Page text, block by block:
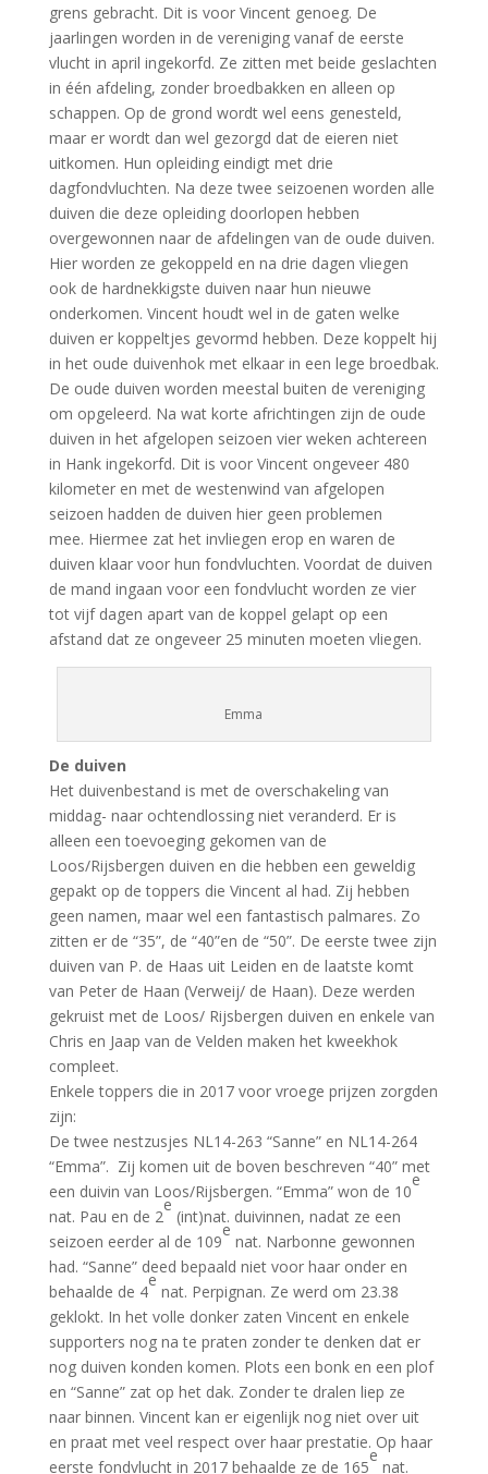
grens gebracht. Dit is voor Vincent genoeg. De
jaarlingen worden in de vereniging vanaf de eerste
vlucht in april ingekorfd. Ze zitten met beide geslachten
in één afdeling, zonder broedbakken en alleen op
schappen. Op de grond wordt wel eens genesteld,
maar er wordt dan wel gezorgd dat de eieren niet
uitkomen. Hun opleiding eindigt met drie
dagfondvluchten. Na deze twee seizoenen worden alle
duiven die deze opleiding doorlopen hebben
overgewonnen naar de afdelingen van de oude duiven.
Hier worden ze gekoppeld en na drie dagen vliegen
ook de hardnekkigste duiven naar hun nieuwe
onderkomen. Vincent houdt wel in de gaten welke
duiven er koppeltjes gevormd hebben. Deze koppelt hij
in het oude duivenhok met elkaar in een lege broedbak.
De oude duiven worden meestal buiten de vereniging
om opgeleerd. Na wat korte africhtingen zijn de oude
duiven in het afgelopen seizoen vier weken achtereen
in Hank ingekorfd. Dit is voor Vincent ongeveer 480
kilometer en met de westenwind van afgelopen
seizoen hadden de duiven hier geen problemen
mee. Hiermee zat het invliegen erop en waren de
duiven klaar voor hun fondvluchten. Voordat de duiven
de mand ingaan voor een fondvlucht worden ze vier
tot vijf dagen apart van de koppel gelapt op een
afstand dat ze ongeveer 25 minuten moeten vliegen.
Emma
De duiven
Het duivenbestand is met de overschakeling van
middag- naar ochtendlossing niet veranderd. Er is
alleen een toevoeging gekomen van de
Loos/Rijsbergen duiven en die hebben een geweldig
gepakt op de toppers die Vincent al had. Zij hebben
geen namen, maar wel een fantastisch palmares. Zo
zitten er de “35”, de “40”en de “50”. De eerste twee zijn
duiven van P. de Haas uit Leiden en de laatste komt
van Peter de Haan (Verweij/ de Haan). Deze werden
gekruist met de Loos/ Rijsbergen duiven en enkele van
Chris en Jaap van de Velden maken het kweekhok
compleet.
Enkele toppers die in 2017 voor vroege prijzen zorgden
zijn:
De twee nestzusjes NL14-263 “Sanne” en NL14-264
“Emma”. Zij komen uit de boven beschreven “40” met
een duivin van Loos/Rijsbergen. “Emma” won de 10
e
nat. Pau en de 2
e
(int)nat. duivinnen, nadat ze een
seizoen eerder al de 109
e
nat. Narbonne gewonnen
had. “Sanne” deed bepaald niet voor haar onder en
behaalde de 4
e
nat. Perpignan. Ze werd om 23.38
geklokt. In het volle donker zaten Vincent en enkele
supporters nog na te praten zonder te denken dat er
nog duiven konden komen. Plots een bonk en een plof
en “Sanne” zat op het dak. Zonder te dralen liep ze
naar binnen. Vincent kan er eigenlijk nog niet over uit
en praat met veel respect over haar prestatie. Op haar
eerste fondvlucht in 2017 behaalde ze de 165
e
nat.